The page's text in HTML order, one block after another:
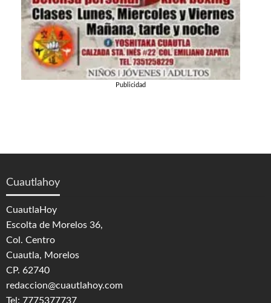
Publicidad
Cuautlahoy
CuautlaHoy
Escolta de Morelos 36,
Col. Centro
Cuautla, Morelos
CP. 62740
redaccion@cuautlahoy.com
Tel: 7775377737